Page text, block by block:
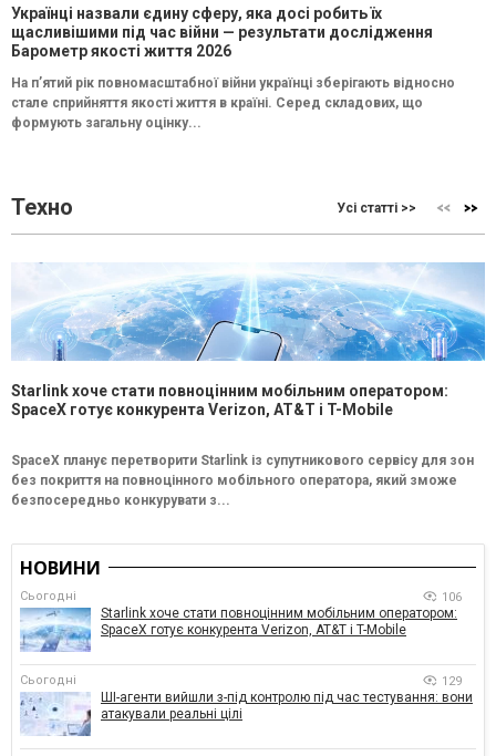
Українці назвали єдину сферу, яка досі робить їх
щасливішими під час війни — результати дослідження
Барометр якості життя 2026
На п’ятий рік повномасштабної війни українці зберігають відносно
стале сприйняття якості життя в країні. Серед складових, що
формують загальну оцінку...
Техно Усі статті >>
Starlink хоче стати повноцінним мобільним оператором:
SpaceX готує конкурента Verizon, AT&T і T-Mobile
SpaceX планує перетворити Starlink із супутникового сервісу для зон
без покриття на повноцінного мобільного оператора, який зможе
безпосередньо конкурувати з...
НОВИНИ
Сьогодні 106
Starlink хоче стати повноцінним мобільним оператором:
SpaceX готує конкурента Verizon, AT&T і T-Mobile
Сьогодні 129
ШІ-агенти вийшли з-під контролю під час тестування: вони
атакували реальні цілі